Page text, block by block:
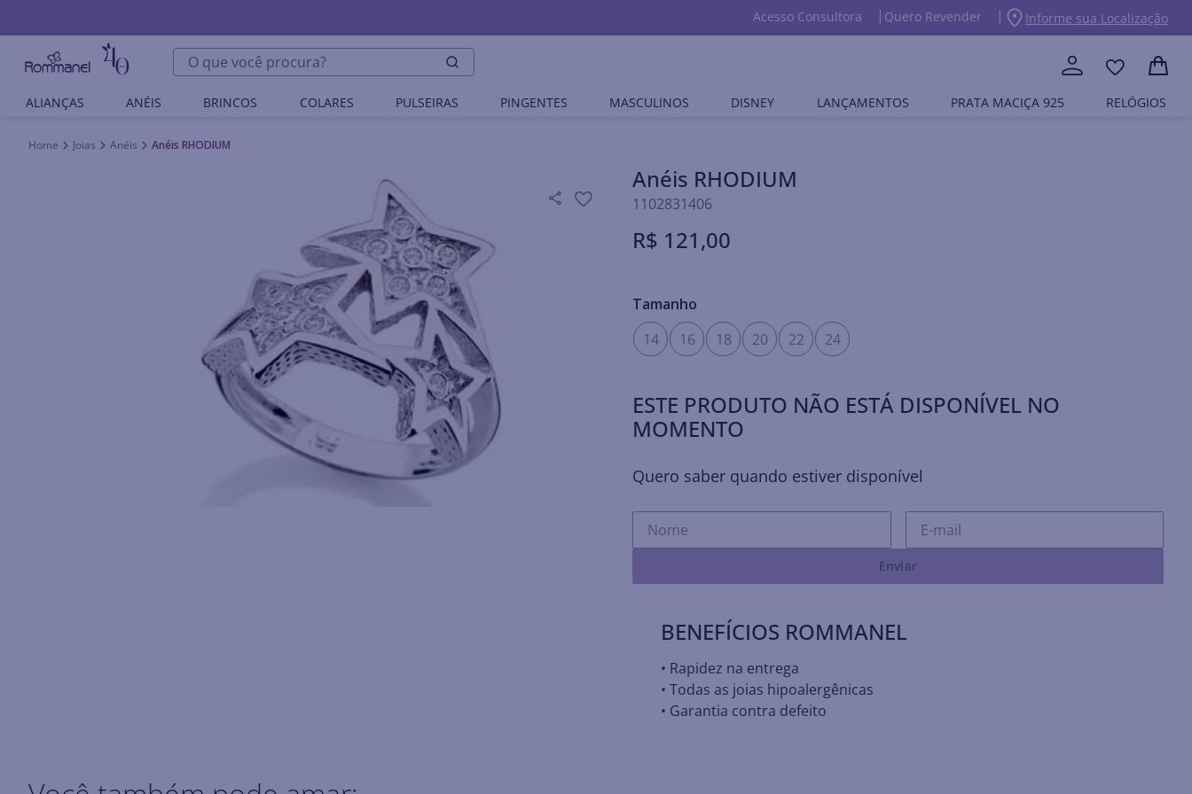
Acesso Consultora Quero Revender Informe sua Localização
O que você procura?
ALIANÇAS ANÉIS BRINCOS COLARES PULSEIRAS PINGENTES MASCULINOS DISNEY LANÇAMENTOS PRATA MACIÇA 925 RELÓGIOS
Joias Anéis Anéis RHODIUM
Anéis RHODIUM
1102831406
R$ 121,00
Tamanho
14
16 18 20 22 24
ESTE PRODUTO NÃO ESTÁ DISPONÍVEL NO
MOMENTO
Quero saber quando estiver disponível
Enviar
BENEFÍCIOS ROMMANEL
• Rapidez na entrega
• Todas as joias hipoalergênicas
• Garantia contra defeito